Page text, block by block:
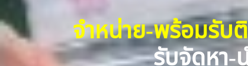
จำหน่าย-พร้อมรับ
รับจัดหา-